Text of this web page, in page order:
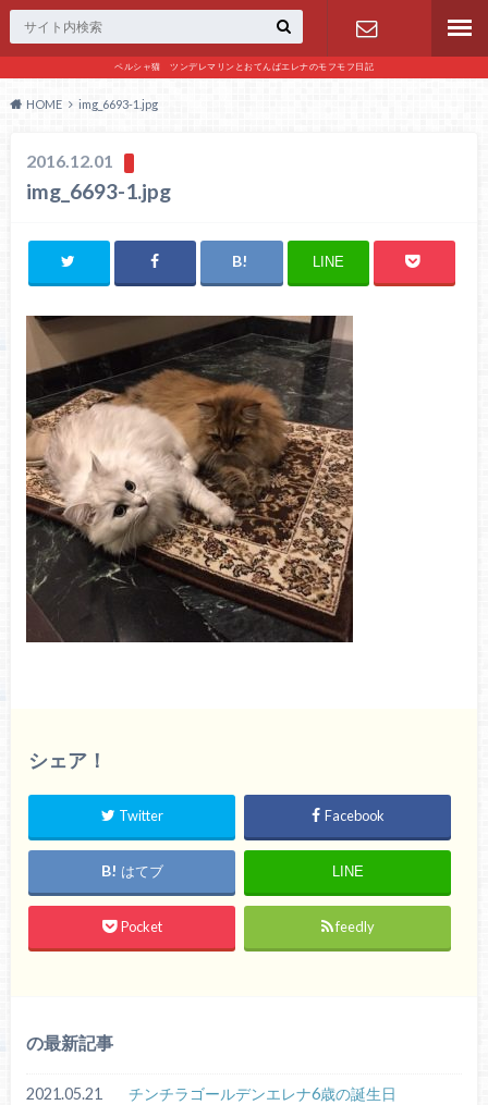
ペルシャ猫 ツンデレマリンとおてんばエレナのモフモフ日記
お問い合わ
HOME img_6693-1.jpg
2016.12.01
img_6693-1.jpg
LINE
シェア！
Twitter Facebook
はてブ LINE
Pocket feedly
の最新記事
2021.05.21 チンチラゴールデンエレナ6歳の誕生日